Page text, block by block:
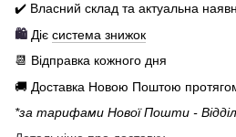
✔️ Власний склад та актуальна
🛍️ Діє система знижок
📆 Відправка кожного дня
🚚 Доставка Новою Поштою протягом
*за тарифами Нової Пошти -